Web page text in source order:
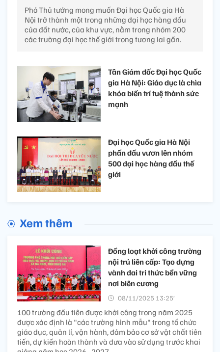
Phó Thủ tướng mong muốn Đại học Quốc gia Hà
Nội trở thành một trong những đại học hàng đầu
của đất nước, của khu vực, nằm trong nhóm 200
các trường đại học thế giới trong tương lai gần.
Tân Giám đốc Đại học Quốc
gia Hà Nội: Giáo dục là chìa
khóa biến trí tuệ thành sức
mạnh
Đại học Quốc gia Hà Nội
phấn đấu vươn lên nhóm
500 đại học hàng đầu thế
giới
Xem thêm
Đồng loạt khởi công trường
nội trú liên cấp: Tạo dựng
vành đai tri thức bền vững
nơi biên cương
08/11/2025 13:25’
100 trường đầu tiên được khởi công trong năm 2025
được xác định là "các trường hình mẫu" trong tổ chức
giáo dục, quản lí, vận hành, đảm bảo cơ sở vật chất tiên
tiến, dự kiến hoàn thành và đưa vào sử dụng trước khai